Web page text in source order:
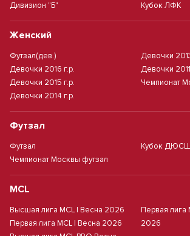
Дивизион "Б"
Кубок ЛФК
Женский
Футзал(дев.)
Девочки 2016 г.р.
Девочки 2015 г.р.
Девочки 2014 г.р.
Девочки
Девочки
Чемпионат
Футзал
Футзал
Чемпионат Москвы футзал
Кубок
MCL
Высшая лига MCL | Весна 2026
Первая лига MCL | Весна 2026
Первая лига
2026